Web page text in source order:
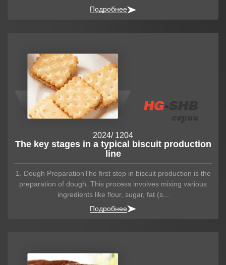
Подробнее
04
/ 12
2024
The key stages in a typical biscuit production
line
1. Dough PreparationThe first step in biscuit production is the
preparation of dough. This process involves mixing various
ingredients like flour, sugar, fat (s...
Подробнее